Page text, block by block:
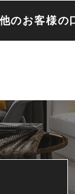
他のお客様の